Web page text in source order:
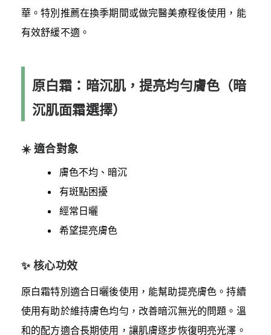
華。特別推薦在換季期間或做完醫美療程後使用，能
有效舒緩不適。
原白霜：暗沉肌，提亮均勻膚色（暗
沉肌面霜選擇）
☀️ 適合對象
膚色不均、暗沉
有斑點困擾
經常日曬
希望提亮膚色
✨ 核心功效
原白霜特別適合日曬後使用，能幫助提亮膚色。持續
使用有助於維持膚色均勻，改善暗沉無光的問題。溫
和的配方適合長期使用，讓肌膚逐步恢復明亮光澤。